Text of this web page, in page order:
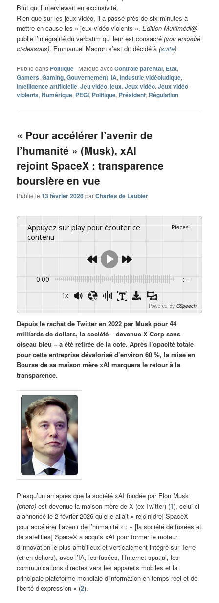
Brut qui l’interviewait en exclusivité.
Rien que sur les jeux vidéo, il a passé près de six minutes à
mettre en cause les « jeux vidéo violents ».Edition Multimédi@
publie l’intégralité du verbatim qui leur est consacré(voir encadré
ci-dessous). Emmanuel Macron s’est dit décidé à(suite)
Publié dans Politique | Marqué avecContrôle parental, Etat,
Gamers,Gaming,Gouvernement,IA,Industrie vidéoludique,
Intelligence artificielle,Jeu vidéo,jeux,Jeux vidéo,Jeux vidéo
violents,Numérique, PEGI, Politique, Président, Régulation
« Pour accélérer l’avenir de
l’humanité » (Musk), xAI
rejoint SpaceX : transparence
boursière en vue
Publié le13 février 2026parCharles de Laubier
Appuyez sur play pour écouter ce
contenu
Pièces:-
0:00 -:--
1x
Powered By GSpeech
Depuis le rachat de Twitter en 2022 par Musk pour 44
milliards de dollars, la société – devenue X Corp sans
oiseau bleu – a été retirée de la cote. Après l’opacité totale
pour cette entreprise dévalorisé d’environ 60 %, la mise en
Bourse de sa maison mère xAI marquera le retour à la
transparence.
Presqu’un an après que la société xAI fondée par Elon Musk
(photo) est devenue la maison mère de X (ex-Twitter) (1), celui-ci
a annoncé le 2 février 2026 qu’elle allait « rejoin[dre] SpaceX
pour accélérer l’avenir de l’humanité » : « [la société de fusées et
de satellites] SpaceX a acquis xAI pour former le moteur
d’innovation le plus ambitieux et verticalement intégré sur Terre
(et en dehors), avec l’IA, les fusées, l’Internet spatial, les
communications directes vers les appareils mobiles et la
principale plateforme mondiale d’information en temps réel et de
liberté d’expression » (2).